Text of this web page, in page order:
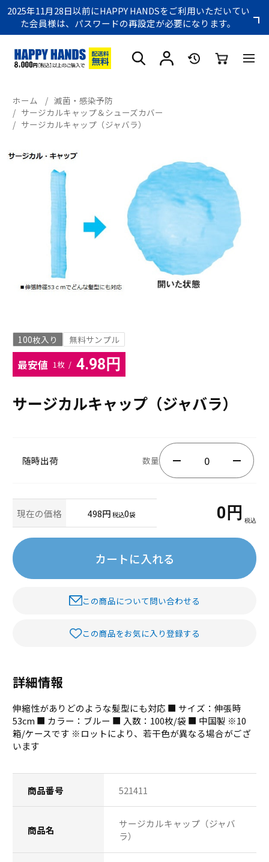
2025年11月28日以前にHAPPY HANDSをご利用いただいてい
た会員様は、パスワードの再設定が必要になります。
ホーム / 滅菌・感染予防
/ サージカルキャップ＆シューズカバー
/ サージカルキャップ（ジャバラ）
100枚入り 無料サンプル
最安値 1枚 / 4.98円
サージカルキャップ（ジャバラ）
随時出荷 数量
現在の価格 498円 税込0袋 0 円 税込
カートに入れる
この商品について問い合わせる
この商品をお気に入り登録する
詳細情報
伸縮性がありどのような髪型にも対応 ■ サイズ：伸張時
53cm ■ カラー：ブルー ■ 入数：100枚/袋 ■ 中国製 ※10
箱/ケースです ※ロットにより、若干色が異なる場合がござ
います
商品番号 521411
商品名
サージカルキャップ（ジャバ
ラ）